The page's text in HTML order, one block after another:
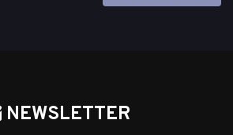
NEWSLETTER